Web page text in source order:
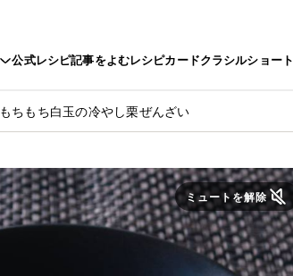
公式レシピ記事をよむレシピカードクラシルショート
もちもち白玉の冷やし栗ぜんざい
ミュートを解除